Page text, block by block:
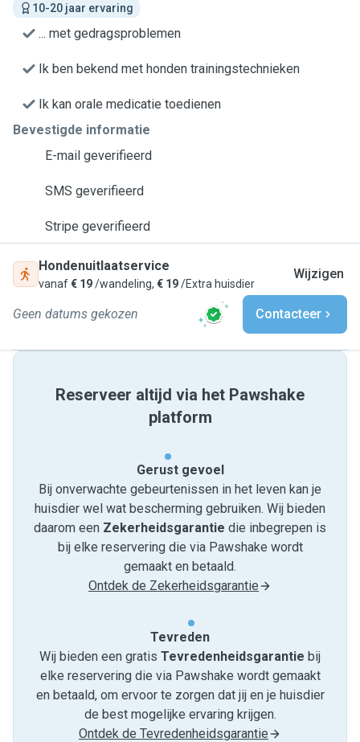
10-20 jaar ervaring
... met gedragsproblemen
Ik ben bekend met honden trainingstechnieken
Ik kan orale medicatie toedienen
Bevestigde informatie
E-mail geverifieerd
SMS geverifieerd
Stripe geverifieerd
Hondenuitlaatservice
vanaf€ 19/wandeling, € 19/Extra huisdier
Wijzigen
Geen datums gekozen Contacteer
Reserveer altijd via het Pawshake
platform
Gerust gevoel
Bij onverwachte gebeurtenissen in het leven kan je
huisdier wel wat bescherming gebruiken. Wij bieden
daarom een Zekerheidsgarantie die inbegrepen is
bij elke reservering die via Pawshake wordt
gemaakt en betaald.
Ontdek de Zekerheidsgarantie
Tevreden
Wij bieden een gratis Tevredenheids­garantie bij
elke reservering die via Pawshake wordt gemaakt
en betaald, om ervoor te zorgen dat jij en je huisdier
de best mogelijke ervaring krijgen.
Ontdek de Tevredenheidsgarantie